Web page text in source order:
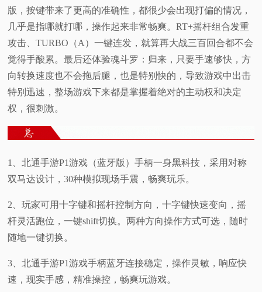
版，按键带来了更高的准确性，都很少会出现打偏的情况，
几乎是指哪就打哪，操作起来非常畅爽。RT+摇杆组合发重
攻击、TURBO（A）一键连发，就算再大战三百回合都不会
觉得手酸累。最后还体验魂斗罗：归来，只要手速够快，方
向转换速度也不会拖后腿，也是特别快的，导致游戏中出击
特别迅速，整场游戏下来都是掌握着绝对的主动权和决定
权，很刺激。
1、北通手游P1游戏（蓝牙版）手柄一身黑科技，采用对称
双马达设计，30种模拟现场手震，畅爽玩乐。
2、玩家可用十字键和摇杆控制方向，十字键快速变向，摇
杆灵活跑位，一键shift切换。两种方向操作方式可选，随时
随地一键切换。
3、北通手游P1游戏手柄蓝牙连接稳定，操作灵敏，响应快
速，现实手感，精准操控，畅爽玩游戏。